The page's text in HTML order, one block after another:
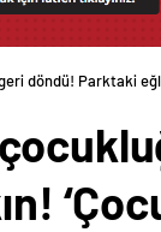
döndü! Parktaki